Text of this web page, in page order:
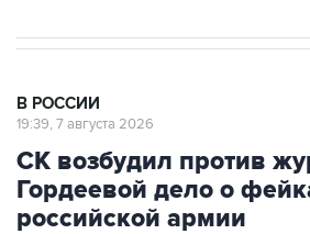
СК возбудил против
Гордеевой дело о
российской армии
Москва. 7 августа.